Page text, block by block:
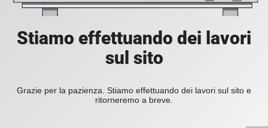
Stiamo effettuando dei lavori
sul sito
Grazie per la pazienza. Stiamo effettuando dei lavori sul sito e
ritorneremo a breve.